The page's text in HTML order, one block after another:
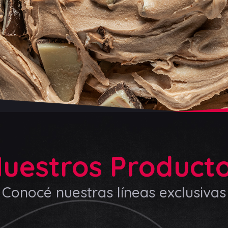
Conocé nuestras líneas exclusivas